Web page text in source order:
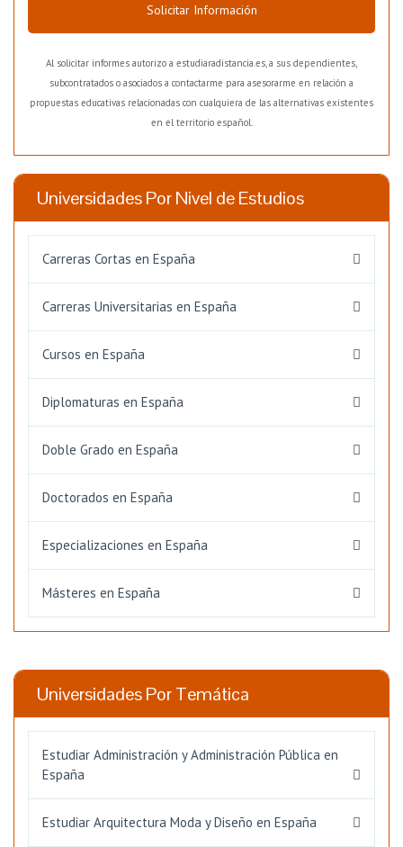
Solicitar Información
Al solicitar informes autorizo a estudiaradistancia.es, a sus dependientes,
subcontratados o asociados a contactarme para asesorarme en relación a
propuestas educativas relacionadas con cualquiera de las alternativas existentes
en el territorio español.
Universidades Por Nivel de Estudios
Carreras Cortas en España
Carreras Universitarias en España
Cursos en España
Diplomaturas en España
Doble Grado en España
Doctorados en España
Especializaciones en España
Másteres en España
Universidades Por Temática
Estudiar Administración y Administración Pública en
España
Estudiar Arquitectura Moda y Diseño en España